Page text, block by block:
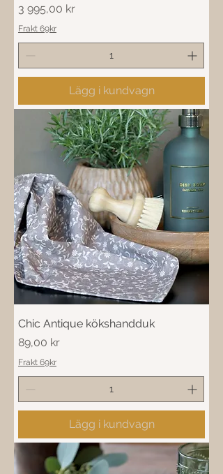
Pris
3 995,00 kr
Frakt 69kr
Lägg i kundvagn
Chic Antique kökshandduk
Pris
89,00 kr
Frakt 69kr
Lägg i kundvagn